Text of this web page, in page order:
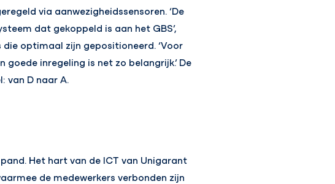
via aanwezigheidssensoren. ‘De
dat gekoppeld is aan het GBS’,
optimaal zijn gepositioneerd. ‘Voor
inregeling is net zo belangrijk.’ De
van D naar A.
Het hart van de ICT van Unigarant
de medewerkers verbonden zijn